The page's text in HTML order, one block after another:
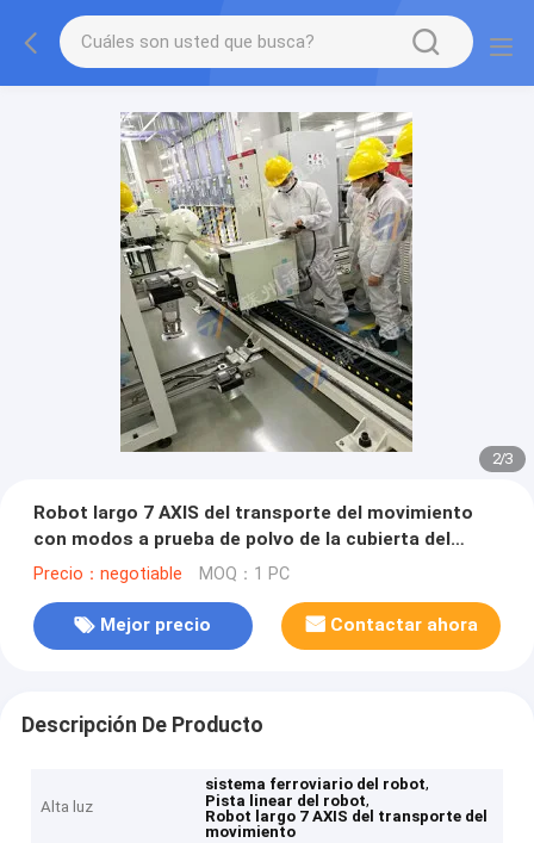
2/3
Robot largo 7 AXIS del transporte del movimiento
con modos a prueba de polvo de la cubierta del
órgano
Precio：negotiable MOQ：1 PC
Mejor precio Contactar ahora
Descripción De Producto
Alta luz
sistema ferroviario del robot,
Pista linear del robot,
Robot largo 7 AXIS del transporte del
movimiento